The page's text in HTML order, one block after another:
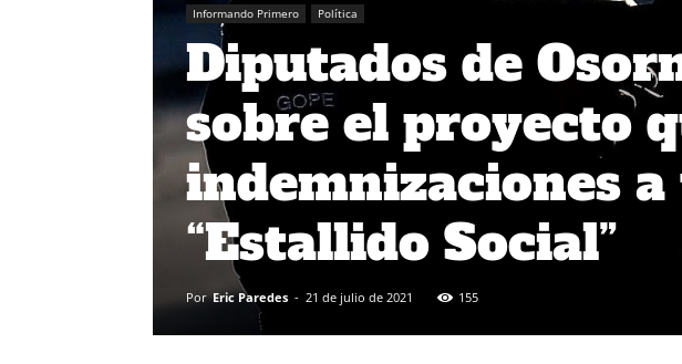
Informando Primero Política
Diputados de
sobre el proyecto
indemnizaciones
“Estallido Social”
Por Eric Paredes - 21 de julio de 2021 155